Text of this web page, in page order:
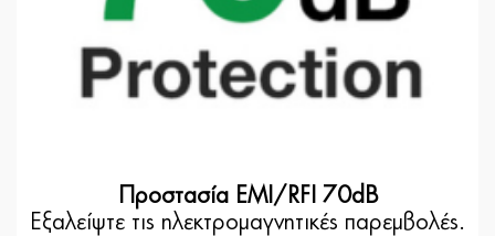
Προστασία EMI/RFI 70dB
Εξαλείψτε τις ηλεκτρομαγνητικές παρεμβολές.